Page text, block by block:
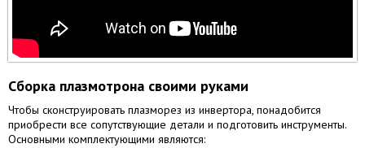
Сборка плазмотрона своими руками
Чтобы сконструировать плазморез из инвертора, понадобится
приобрести все сопутствующие детали и подготовить инструменты.
Основными комплектующими являются: